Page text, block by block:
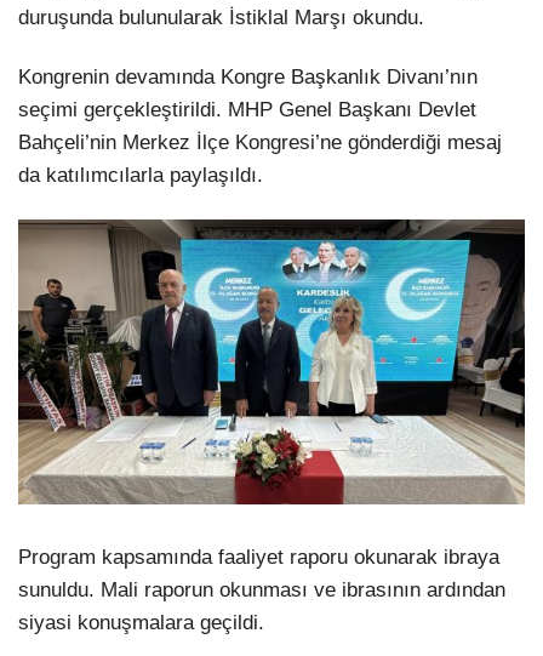
duruşunda bulunularak İstiklal Marşı okundu.
Kongrenin devamında Kongre Başkanlık Divanı’nın
seçimi gerçekleştirildi. MHP Genel Başkanı Devlet
Bahçeli’nin Merkez İlçe Kongresi’ne gönderdiği mesaj
da katılımcılarla paylaşıldı.
Program kapsamında faaliyet raporu okunarak ibraya
sunuldu. Mali raporun okunması ve ibrasının ardından
siyasi konuşmalara geçildi.